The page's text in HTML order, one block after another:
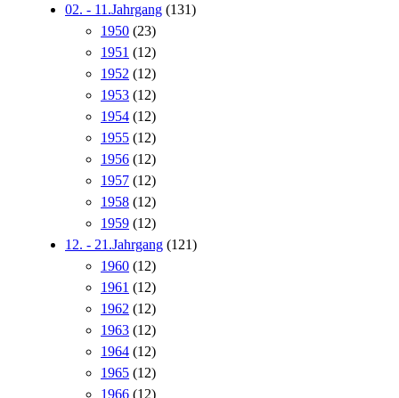
02. - 11.Jahrgang (131)
1950 (23)
1951 (12)
1952 (12)
1953 (12)
1954 (12)
1955 (12)
1956 (12)
1957 (12)
1958 (12)
1959 (12)
12. - 21.Jahrgang (121)
1960 (12)
1961 (12)
1962 (12)
1963 (12)
1964 (12)
1965 (12)
1966 (12)